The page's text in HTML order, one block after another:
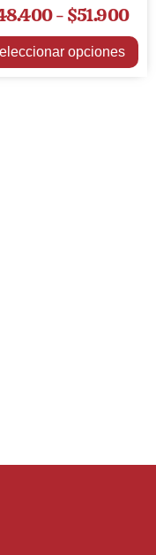
-$51.900
opciones